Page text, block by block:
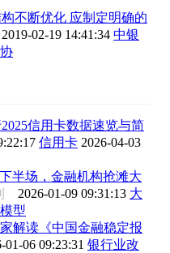
不断优化 应制定明确的
2019-02-19 14:41:34 中银
信用卡数据速览与简
信用卡 2026-04-03
半场，金融机构抢滩大
2026-01-09 09:31:13 大
型
解读《中国金融稳定报
01-06 09:23:31 银行业改